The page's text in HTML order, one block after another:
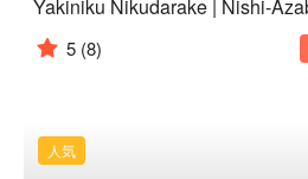
5 (8)
人気